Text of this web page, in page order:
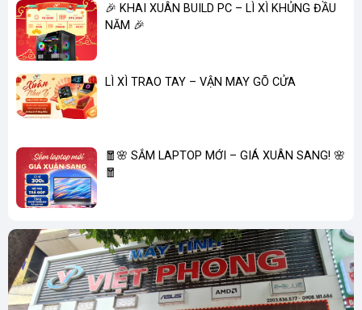
Mạng và
kết nối
Wi-Fi 6 + LAN (1 x RJ-45 Ethernet) + Bluetooth
5.3
Trọng
lượng
4.7 kg
thước (W
x D x H)
15.5 x 30.3 x 33.7 cm
Phụ kiện HP 125 Wired Keyboard + Mouse
Hệ điều
hành
Windows 11 Home
Nguồn 180 W external power adapter
🎉 KHAI XUÂN BUILD PC – LÌ XÌ KHỦNG ĐẦU
NĂM 🎉
LÌ XÌ TRAO TAY – VẬN MAY GÕ CỬA
🧧🌸 SẮM LAPTOP MỚI – GIÁ XUÂN SANG! 🌸
🧧